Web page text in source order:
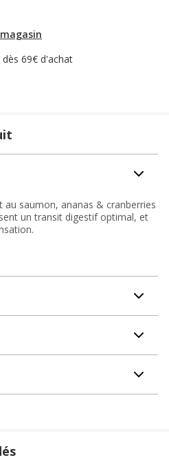
69€ d'achat
au saumon, ananas & cranberries
un transit digestif optimal, et